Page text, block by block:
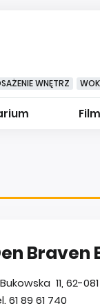
WNĘTRZ
Braven
11, 62-
61 89 61 740